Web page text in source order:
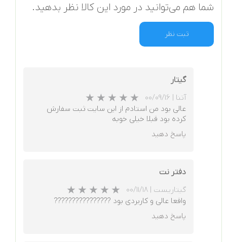
شما هم می‌توانید در مورد این کالا نظر بدهید.
ثبت نظر
گیتار
آتنا | ۰۰/۰۹/۱۶
عالی بود من استادم از این سایت ثبت سفارش
کرده بود قبلا خیلی خوبه
پاسخ دهید
دفتر نت
گیتاریست | ۰۰/۱۱/۱۸
واقعا عالی و کاربردی بود ????????????????
پاسخ دهید